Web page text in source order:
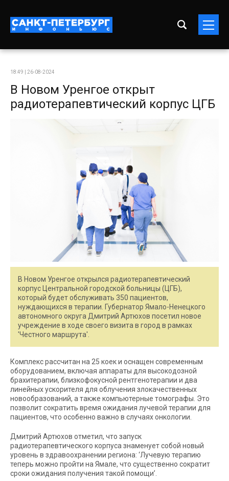
18:49 | 26-08-2024
В Новом Уренгое открыт
радиотерапевтический корпус ЦГБ
В Новом Уренгое открылся радиотерапевтический
корпус Центральной городской больницы (ЦГБ),
который будет обслуживать 350 пациентов,
нуждающихся в терапии. Губернатор Ямало-Ненецкого
автономного округа Дмитрий Артюхов посетил новое
учреждение в ходе своего визита в город в рамках
'Честного маршрута'.
Комплекс рассчитан на 25 коек и оснащен современным
оборудованием, включая аппараты для высокодозной
брахитерапии, близкофокусной рентгенотерапии и два
линейных ускорителя для облучения злокачественных
новообразований, а также компьютерные томографы. Это
позволит сократить время ожидания лучевой терапии для
пациентов, что особенно важно в случаях онкологии.
Дмитрий Артюхов отметил, что запуск
радиотерапевтического корпуса знаменует собой новый
уровень в здравоохранении региона: ‘Лучевую терапию
теперь можно пройти на Ямале, что существенно сократит
сроки ожидания получения такой помощи’.